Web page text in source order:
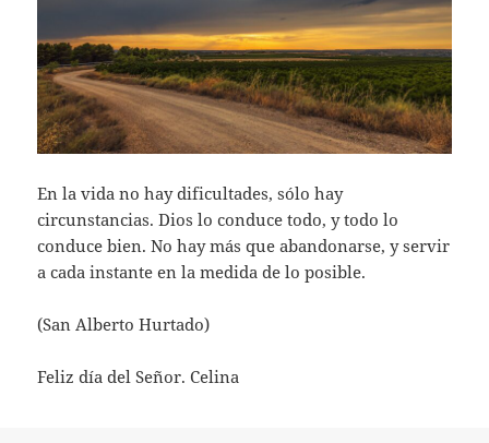
En la vida no hay dificultades, sólo hay
circunstancias. Dios lo conduce todo, y todo lo
conduce bien. No hay más que abandonarse, y servir
a cada instante en la medida de lo posible.
(San Alberto Hurtado)
Feliz día del Señor. Celina